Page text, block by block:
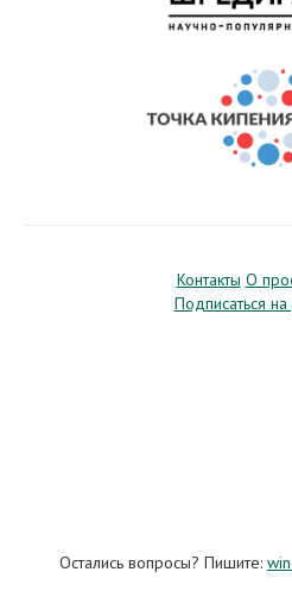
Контакты О
Подписаться на
Остались вопросы? Пишите: